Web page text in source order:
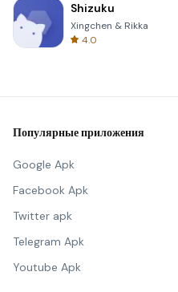
Shizuku
Xingchen & Rikka
4.0
Популярные приложения
Google Apk
Facebook Apk
Twitter apk
Telegram Apk
Youtube Apk